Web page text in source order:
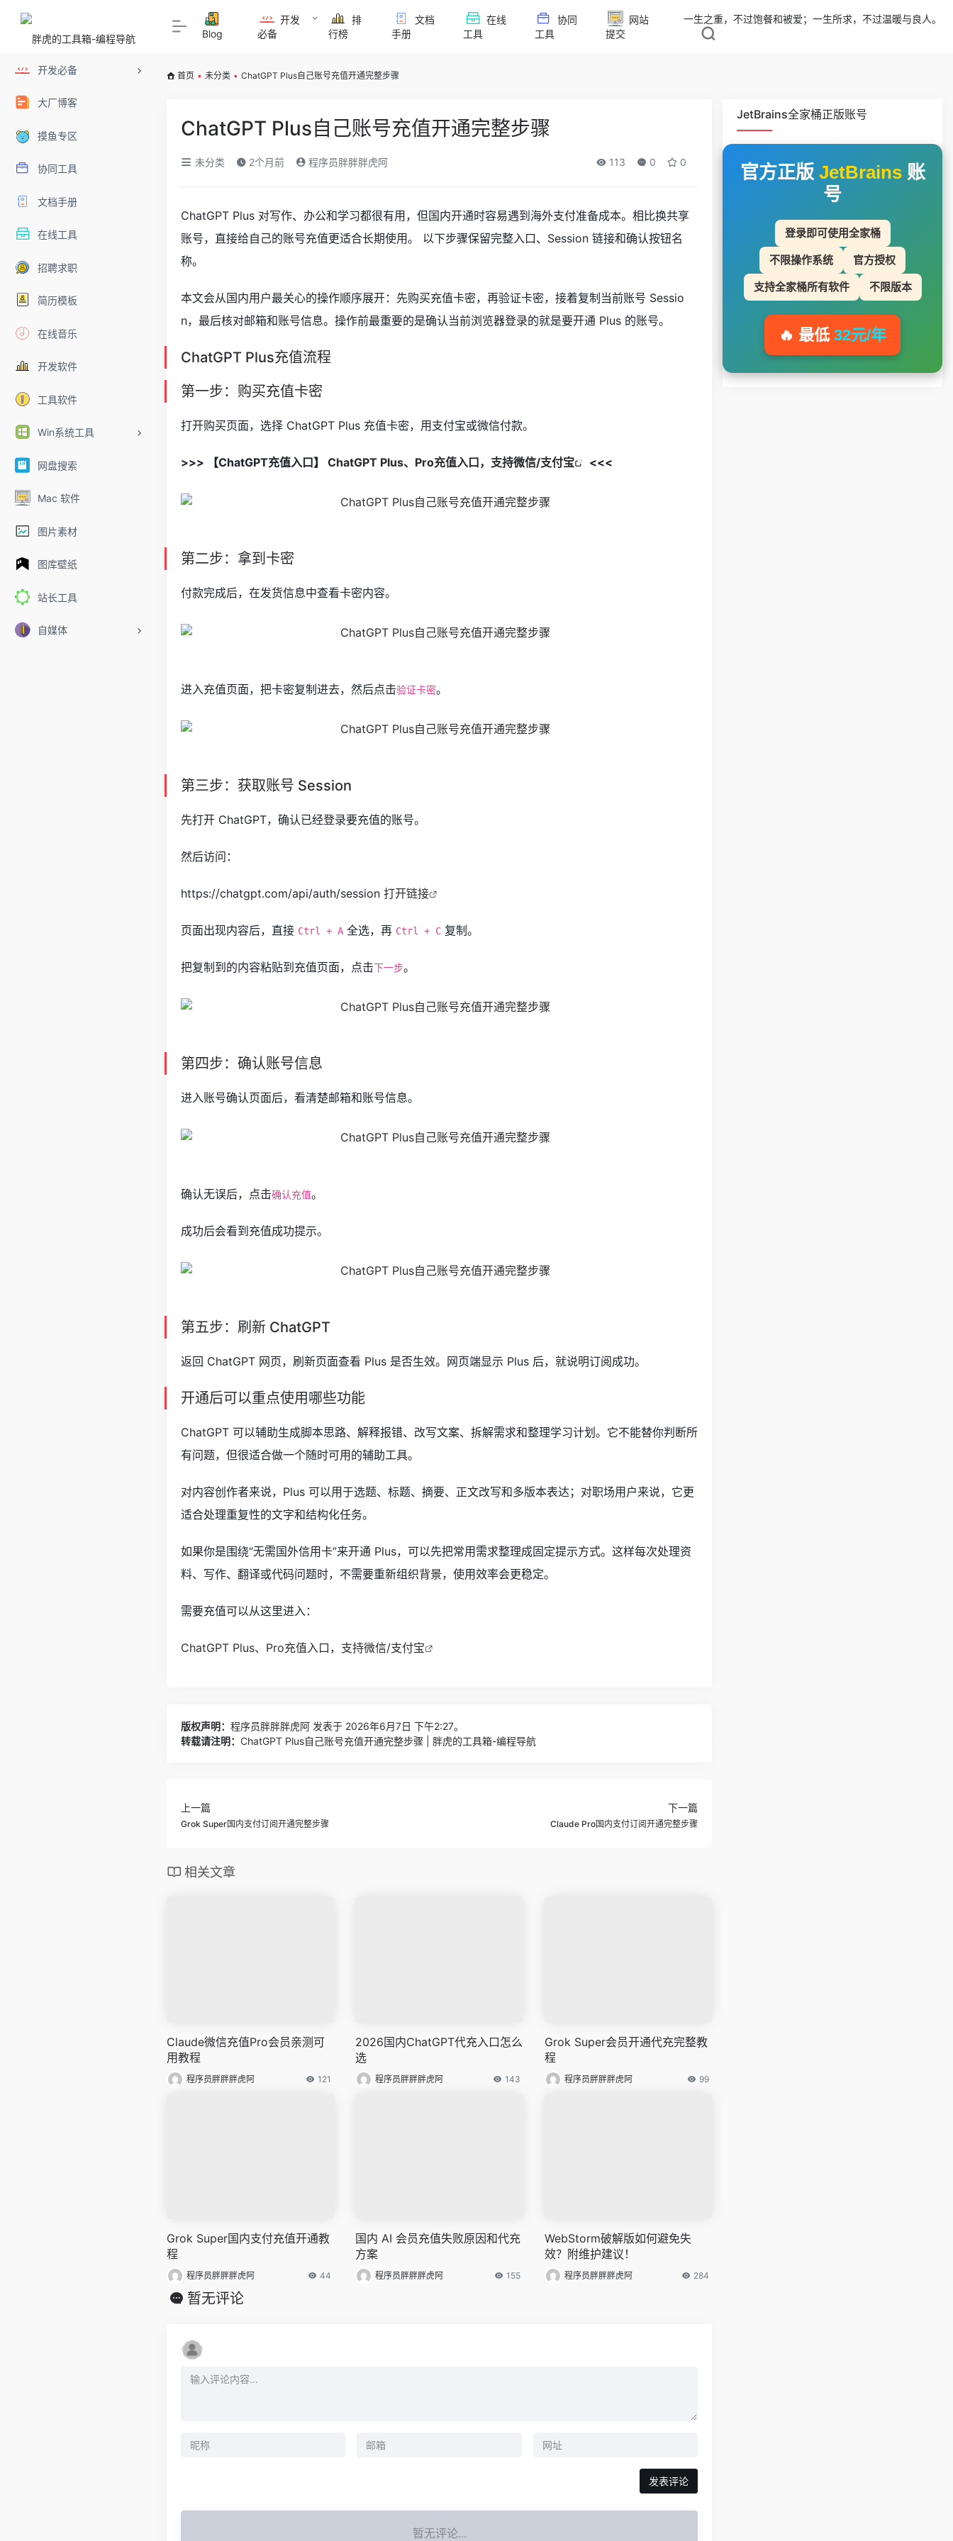
开发必备
大厂博客
摸鱼专区
协同工具
文档手册
在线工具
招聘求职
简历模板
在线音乐
开发软件
工具软件
Win系统工具
网盘搜索
Mac 软件
图片素材
图库壁纸
站长工具
自媒体
Blog
开发
必备
排
行榜
文档
手册
在线
工具
协同
工具
网站
提交
一生之重，不过饱餐和被爱；一生所求，不过温暖与良人。
首页 • 未分类 • ChatGPT Plus自己账号充值开通完整步骤
ChatGPT Plus自己账号充值开通完整步骤
未分类 2个月前 程序员胖胖胖虎阿 113 0 0
ChatGPT Plus 对写作、办公和学习都很有用，但国内开通时容易遇到海外支付准备成本。相比换共享
账号，直接给自己的账号充值更适合长期使用。 以下步骤保留完整入口、Session 链接和确认按钮名
称。
本文会从国内用户最关心的操作顺序展开：先购买充值卡密，再验证卡密，接着复制当前账号 Sessio
n，最后核对邮箱和账号信息。操作前最重要的是确认当前浏览器登录的就是要开通 Plus 的账号。
ChatGPT Plus充值流程
第一步：购买充值卡密
打开购买页面，选择 ChatGPT Plus 充值卡密，用支付宝或微信付款。
>>> 【ChatGPT充值入口】 ChatGPT Plus、Pro充值入口，支持微信/支付宝 <<<
第二步：拿到卡密
付款完成后，在发货信息中查看卡密内容。
进入充值页面，把卡密复制进去，然后点击验证卡密。
第三步：获取账号 Session
先打开 ChatGPT，确认已经登录要充值的账号。
然后访问：
https://chatgpt.com/api/auth/session 打开链接
页面出现内容后，直接 Ctrl + A 全选，再 Ctrl + C 复制。
把复制到的内容粘贴到充值页面，点击下一步。
第四步：确认账号信息
进入账号确认页面后，看清楚邮箱和账号信息。
确认无误后，点击确认充值。
成功后会看到充值成功提示。
第五步：刷新 ChatGPT
返回 ChatGPT 网页，刷新页面查看 Plus 是否生效。网页端显示 Plus 后，就说明订阅成功。
开通后可以重点使用哪些功能
ChatGPT 可以辅助生成脚本思路、解释报错、改写文案、拆解需求和整理学习计划。它不能替你判断所
有问题，但很适合做一个随时可用的辅助工具。
对内容创作者来说，Plus 可以用于选题、标题、摘要、正文改写和多版本表达；对职场用户来说，它更
适合处理重复性的文字和结构化任务。
如果你是围绕“无需国外信用卡”来开通 Plus，可以先把常用需求整理成固定提示方式。这样每次处理资
料、写作、翻译或代码问题时，不需要重新组织背景，使用效率会更稳定。
需要充值可以从这里进入：
ChatGPT Plus、Pro充值入口，支持微信/支付宝
版权声明： 程序员胖胖胖虎阿 发表于 2026年6月7日 下午2:27。
转载请注明： ChatGPT Plus自己账号充值开通完整步骤 | 胖虎的工具箱-编程导航
上一篇
Grok Super国内支付订阅开通完整步骤
下一篇
Claude Pro国内支付订阅开通完整步骤
相关文章
Claude微信充值Pro会员亲测可
用教程
程序员胖胖胖虎阿 121
2026国内ChatGPT代充入口怎么
选
程序员胖胖胖虎阿 143
Grok Super会员开通代充完整教
程
程序员胖胖胖虎阿 99
Grok Super国内支付充值开通教
程
程序员胖胖胖虎阿 44
国内 AI 会员充值失败原因和代充
方案
程序员胖胖胖虎阿 155
WebStorm破解版如何避免失
效？附维护建议！
程序员胖胖胖虎阿 284
暂无评论
暂无评论...
JetBrains全家桶正版账号
官方正版 JetBrains账
号
登录即可使用全家桶
不限操作系统 官方授权
支持全家桶所有软件 不限版本
🔥 最低 32元/年